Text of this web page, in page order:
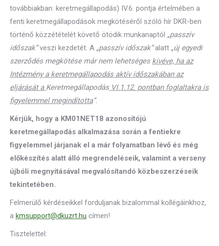
továbbiakban: keretmegállapodás) IV.6. pontja értelmében a
fenti keretmegállapodások megkötéséről szóló hír DKR-ben
történő közzétételét követő ötödik munkanaptól „passzív
időszak”veszi kezdetét. A „passzív időszak”alatt „új egyedi
szerződés megkötése már nem lehetséges kivéve, ha az
Intézmény a keretmegállapodás aktív időszakában az
eljárását a KeretmegállapodásVI.1.12. pontban foglaltakra is
figyelemmel megindította”.
Kérjük, hogy a KM01NET18 azonosítójú
keretmegállapodás alkalmazása során a fentiekre
figyelemmel járjanak el a már folyamatban lévő és még
előkészítés alatt álló megrendeléseik, valamint a verseny
újbóli megnyitásával megvalósítandó közbeszerzéseik
tekintetében.
Felmerülő kérdéseikkel forduljanak bizalommal kollégáinkhoz,
a kmsupport@dkuzrt.hu címen!
Tisztelettel: